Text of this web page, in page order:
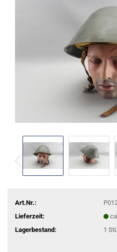
Art.Nr.:
Lieferzeit:
Lagerbestand: 1